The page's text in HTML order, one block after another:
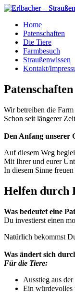
Home
Patenschaften
Die Tiere
Farmbesuch
Straußenwissen
Kontakt/
Patenschaften
Wir betreiben die
Schon seit längerer
Den Anfang unserer
Auf diesem Weg
Mit Ihrer und eurer
In diesem Sinne
Helfen durch
Was bedeutet eine
Du investierst einen
Natürlich bekommst
Was ändert sich
Für die Tiere:
Ausstieg aus
Ein würdevolles